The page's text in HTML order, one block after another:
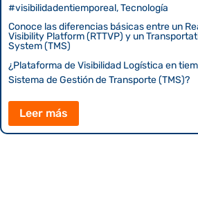
#visibilidadentiemporeal, Tecnología
Conoce las diferencias básicas entre un
Visibility Platform (RTTVP) y un
System (TMS)
¿Plataforma de Visibilidad Logística en
Sistema de Gestión de Transporte (TMS)?
Leer más